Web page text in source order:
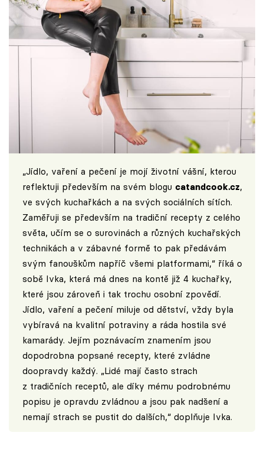
„Jídlo, vaření a pečení je mojí životní vášní, kterou
reflektuji především na svém blogu catandcook.cz,
ve svých kuchařkách a na svých sociálních sítích.
Zaměřuji se především na tradiční recepty z celého
světa, učím se o surovinách a různých kuchařských
technikách a v zábavné formě to pak předávám
svým fanouškům napříč všemi platformami,“ říká o
sobě Ivka, která má dnes na kontě již 4 kuchařky,
které jsou zároveň i tak trochu osobní zpovědí.
Jídlo, vaření a pečení miluje od dětství, vždy byla
vybíravá na kvalitní potraviny a ráda hostila své
kamarády. Jejím poznávacím znamením jsou
dopodrobna popsané recepty, které zvládne
doopravdy každý. „Lidé mají často strach
z tradičních receptů, ale díky mému podrobnému
popisu je opravdu zvládnou a jsou pak nadšení a
nemají strach se pustit do dalších,“ doplňuje Ivka.